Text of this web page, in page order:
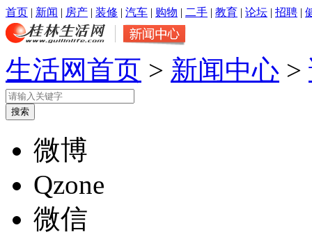
首页 | 新闻 | 房产 | 装修 | 汽车 | 购物 | 二手 | 教育 | 论坛 | 招聘 |
生活网首页 > 新闻中心 >
微博
Qzone
微信